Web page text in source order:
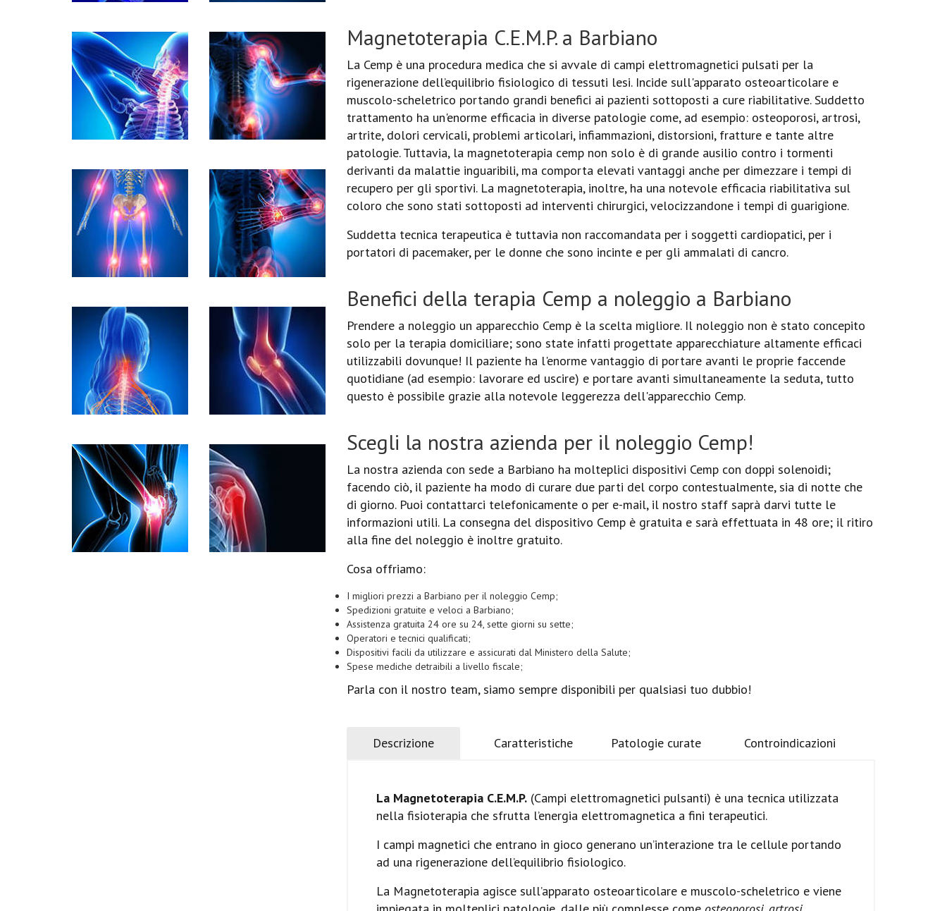
Magnetoterapia C.E.M.P. a Barbiano
La Cemp è una procedura medica che si avvale di campi elettromagnetici pulsati per la
rigenerazione dell’equilibrio fisiologico di tessuti lesi. Incide sull'apparato osteoarticolare e
muscolo-scheletrico portando grandi benefici ai pazienti sottoposti a cure riabilitative. Suddetto
trattamento ha un'enorme efficacia in diverse patologie come, ad esempio: osteoporosi, artrosi,
artrite, dolori cervicali, problemi articolari, infiammazioni, distorsioni, fratture e tante altre
patologie. Tuttavia, la magnetoterapia cemp non solo è di grande ausilio contro i tormenti
derivanti da malattie inguaribili, ma comporta elevati vantaggi anche per dimezzare i tempi di
recupero per gli sportivi. La magnetoterapia, inoltre, ha una notevole efficacia riabilitativa sul
coloro che sono stati sottoposti ad interventi chirurgici, velocizzandone i tempi di guarigione.
Suddetta tecnica terapeutica è tuttavia non raccomandata per i soggetti cardiopatici, per i
portatori di pacemaker, per le donne che sono incinte e per gli ammalati di cancro.
Benefici della terapia Cemp a noleggio a Barbiano
Prendere a noleggio un apparecchio Cemp è la scelta migliore. Il noleggio non è stato concepito
solo per la terapia domiciliare; sono state infatti progettate apparecchiature altamente efficaci
utilizzabili dovunque! Il paziente ha l'enorme vantaggio di portare avanti le proprie faccende
quotidiane (ad esempio: lavorare ed uscire) e portare avanti simultaneamente la seduta, tutto
questo è possibile grazie alla notevole leggerezza dell'apparecchio Cemp.
Scegli la nostra azienda per il noleggio Cemp!
La nostra azienda con sede a Barbiano ha molteplici dispositivi Cemp con doppi solenoidi;
facendo ciò, il paziente ha modo di curare due parti del corpo contestualmente, sia di notte che
di giorno. Puoi contattarci telefonicamente o per e-mail, il nostro staff saprà darvi tutte le
informazioni utili. La consegna del dispositivo Cemp è gratuita e sarà effettuata in 48 ore; il ritiro
alla fine del noleggio è inoltre gratuito.
Cosa offriamo:
I migliori prezzi a Barbiano per il noleggio Cemp;
Spedizioni gratuite e veloci a Barbiano;
Assistenza gratuita 24 ore su 24, sette giorni su sette;
Operatori e tecnici qualificati;
Dispositivi facili da utilizzare e assicurati dal Ministero della Salute;
Spese mediche detraibili a livello fiscale;
Parla con il nostro team, siamo sempre disponibili per qualsiasi tuo dubbio!
Descrizione Caratteristiche Patologie curate Controindicazioni
La Magnetoterapia C.E.M.P. (Campi elettromagnetici pulsanti) è una tecnica utilizzata
nella fisioterapia che sfrutta l’energia elettromagnetica a fini terapeutici.
I campi magnetici che entrano in gioco generano un’interazione tra le cellule portando
ad una rigenerazione dell’equilibrio fisiologico.
La Magnetoterapia agisce sull’apparato osteoarticolare e muscolo-scheletrico e viene